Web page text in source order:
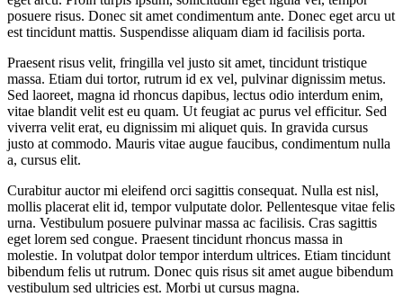
posuere risus. Donec sit amet condimentum ante. Donec eget arcu ut
est tincidunt mattis. Suspendisse aliquam diam id facilisis porta.
Praesent risus velit, fringilla vel justo sit amet, tincidunt tristique
massa. Etiam dui tortor, rutrum id ex vel, pulvinar dignissim metus.
Sed laoreet, magna id rhoncus dapibus, lectus odio interdum enim,
vitae blandit velit est eu quam. Ut feugiat ac purus vel efficitur. Sed
viverra velit erat, eu dignissim mi aliquet quis. In gravida cursus
justo at commodo. Mauris vitae augue faucibus, condimentum nulla
a, cursus elit.
Curabitur auctor mi eleifend orci sagittis consequat. Nulla est nisl,
mollis placerat elit id, tempor vulputate dolor. Pellentesque vitae felis
urna. Vestibulum posuere pulvinar massa ac facilisis. Cras sagittis
eget lorem sed congue. Praesent tincidunt rhoncus massa in
molestie. In volutpat dolor tempor interdum ultrices. Etiam tincidunt
bibendum felis ut rutrum. Donec quis risus sit amet augue bibendum
vestibulum sed ultricies est. Morbi ut cursus magna.